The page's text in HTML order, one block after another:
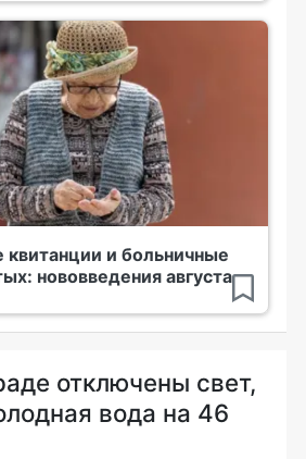
квитанции и больничные
нововведения августа
отключены свет,
вода на 46